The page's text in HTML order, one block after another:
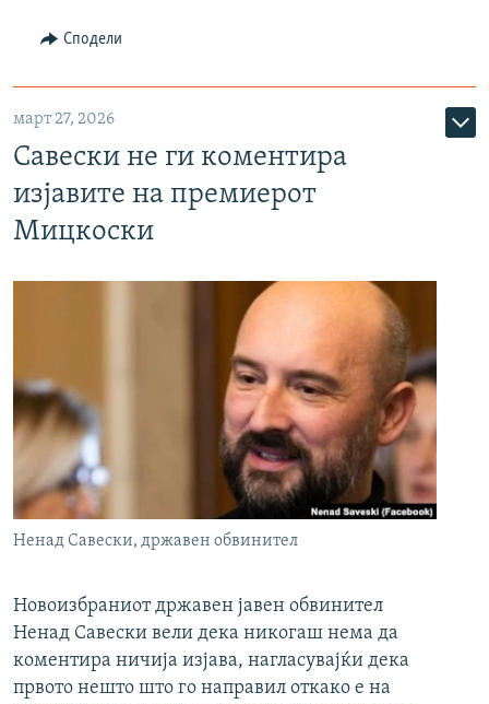
Сподели
март 27, 2026
Савески не ги коментира
изјавите на премиерот
Мицкоски
Ненад Савески, државен обвинител
Новоизбраниот државен јавен обвинител
Ненад Савески вели дека никогаш нема да
коментира ничија изјава, нагласувајќи дека
првото нешто што го направил откако е на